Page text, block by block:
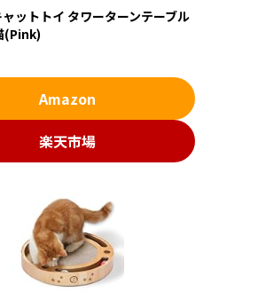
ットトイ タワーターンテーブル
(Pink)
Amazon
楽天市場